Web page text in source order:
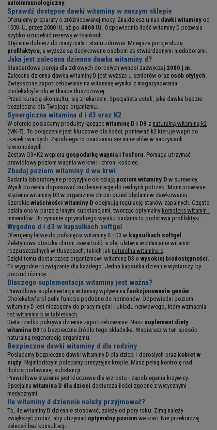
autoimmunologiczny
Sprawdź dostępne dawki witaminy w naszym sklepie
Oferujemy preparaty o zróżnicowanej mocy. Znajdziesz u nas dawki witaminy od
1000 IU, przez 2000 IU, aż po 4000 IU . Odpowiednia ilość witaminy D pozwala
szybko uzupełnić rezerwy w tkankach.
Stężenie dobierz do masy ciała i stanu zdrowia. Mniejsze porcje służą
profilaktyce , a wyższe są dedykowane osobom ze stwierdzonymi niedoborami.
Jaka jest zalecana dzienna dawka witaminy d?
Standardowa porcja dla zdrowych dorosłych wynosi zazwyczaj 2000 j.m.
Zalecana dzienna dawka witaminy D jest wyższa u seniorów oraz osób otyłych
Zwiększone zapotrzebowanie na witaminę wynika z magazynowania
cholekalcyferolu w tkance tłuszczowej.
Przed kuracją skonsultuj się z lekarzem. Specjalista ustali, jaka dawka będzie
bezpieczna dla Twojego organizmu.
Synergiczna witamina d i d3 oraz K2
W ofercie posiadamy produkty łączące witaminę D i D3 z naturalną witaminą k2
(MK-7). To połączenie jest kluczowe dla kości, ponieważ k2 kieruje wapń do
tkanek twardych. Zapobiega to osadzaniu się minerałów w naczyniach
krwionośnych.
Zestaw D3+K2 wspiera gospodarkę wapnia i fosforu . Pomaga utrzymać
prawidłowy poziom wapnia we krwi i chroni kościec.
Zbadaj poziom witaminy d we krwi
Badania laboratoryjne precyzyjnie określają poziom witaminy D w surowicy.
Wynik pozwala dopasować suplementację do realnych potrzeb. Monitorowanie
stężenia witaminy D3 w organizmie chroni przed błędami w dawkowaniu.
Szerokie właściwości witaminy D obejmują regulację stanów zapalnych. Często
działa ona w parze z innymi substancjami, tworząc optymalny kompleks witamin i
minerałów. Utrzymanie optymalnego wyniku badania to podstawa profilaktyki.
Wygodne d i d3 w kapsułkach softgel
Oferujemy łatwe do połknięcia witaminy D i D3 w kapsułkach softgel
Żelatynowa otoczka chroni zawartość, a olej ułatwia wchłanianie witamin
rozpuszczalnych w tłuszczach, takich jak naturalna witamina e
Dzięki temu dostarczasz organizmowi witaminę D3 o wysokiej biodostępności
To wygodne rozwiązanie dla każdego. Jedna kapsułka dziennie wystarczy, by
poczuć różnicę.
Dlaczego suplementacja witaminy jest ważna?
Prawidłowa suplementacja witaminy wpływa na funkcjonowanie genów
Cholekalcyferol pełni funkcje podobne do hormonów. Odpowiedni poziom
witaminy D jest niezbędny do pracy mięśni i układu nerwowego, który wzmacnia
też witamina b w tabletkach
Dieta rzadko pokrywa dzienne zapotrzebowanie. Nasz suplement diety
witamina D3 to bezpieczne źródło tego składnika. Wspierasz w ten sposób
naturalną regenerację organizmu.
Bezpieczne dawki witaminy d dla rodziny
Posiadamy bezpieczne dawki witaminy D dla dzieci i dorosłych oraz kobiet w
ciąży . Najmłodszym polecamy precyzyjne krople. Masz pełną kontrolę nad
ilością podawanej substancji.
Prawidłowe stężenie jest kluczowe dla wzrostu i zapobiegania krzywicy.
Specjalna witamina D dla dzieci dostarcza ilości zgodne z wytycznymi
medycznymi.
Ile witaminy d dziennie należy przyjmować?
To, ile witaminy D dziennie stosować, zależy od pory roku. Zimą należy
zwiększyć podaż, aby utrzymać optymalny poziom we krwi. Nie przekraczaj
zaleceń bez konsultacji.